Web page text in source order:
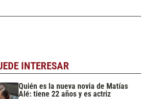
INTERESAR
Quién es la nueva novia de Matías
Alé: tiene 22 años y es actriz